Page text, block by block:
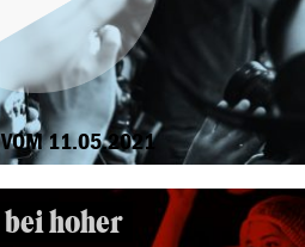
VOM 11.05.2021
hoher